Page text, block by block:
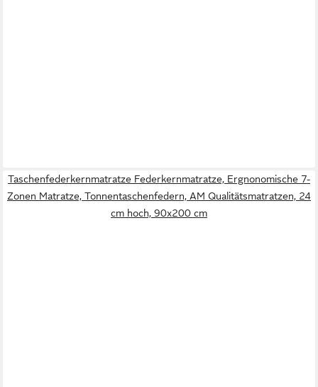
Taschenfederkernmatratze Federkernmatratze, Ergnonomische 7-
Zonen Matratze, Tonnentaschenfedern, AM Qualitätsmatratzen, 24
cm hoch, 90x200 cm